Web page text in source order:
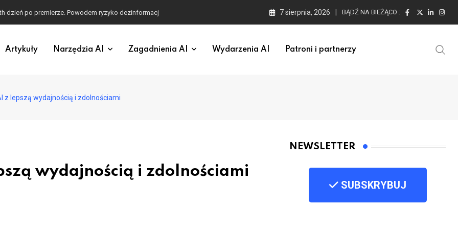
dzień po premierze. Powodem ryzyko dezinformacji 7 sierpnia, 2026 BĄDŹ NA BIEŻĄCO :
Artykuły Narzędzia AI Zagadnienia AI Wydarzenia AI Patroni i partnerzy
z lepszą wydajnością i zdolnościami
wydajnością i zdolnościami
NEWSLETTER
SUBSKRYBUJ